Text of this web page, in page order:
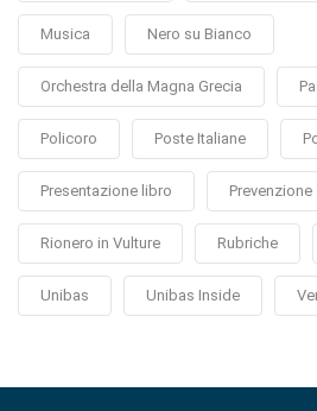
Musica Nero su Bianco
Orchestra della Magna Grecia
Policoro Poste Italiane
Presentazione libro Prevenzione
Rionero in Vulture Rubriche
Unibas Unibas Inside